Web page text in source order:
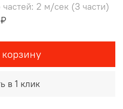
частей: 2 м/сек (3 части)
в 1 клик